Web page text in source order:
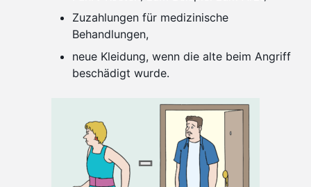
Zuzahlungen für medizinische
Behandlungen,
neue Kleidung, wenn die alte beim Angriff
beschädigt wurde.